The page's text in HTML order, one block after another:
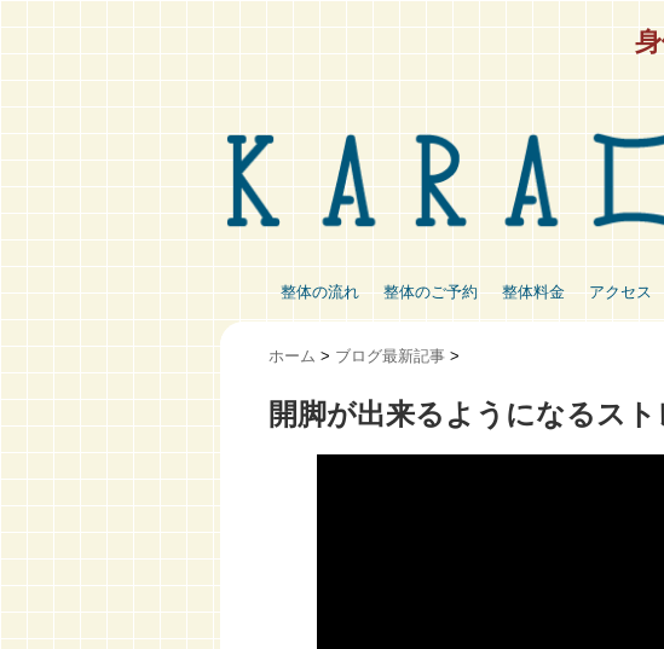
整体の流れ 整体のご予約 整体料金 アクセス
ホーム > ブログ最新記事 >
開脚が出来るようになるス